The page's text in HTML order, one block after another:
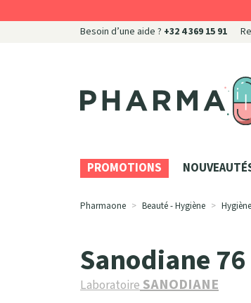
Besoin d’une aide ? +32 4 369 15 91
Pharmaone Votre pharmacie en
PROMOTIONS
Pharmaone Beauté - Hygiène Hygiène
Sanodiane
LaboratoireSANODIANE